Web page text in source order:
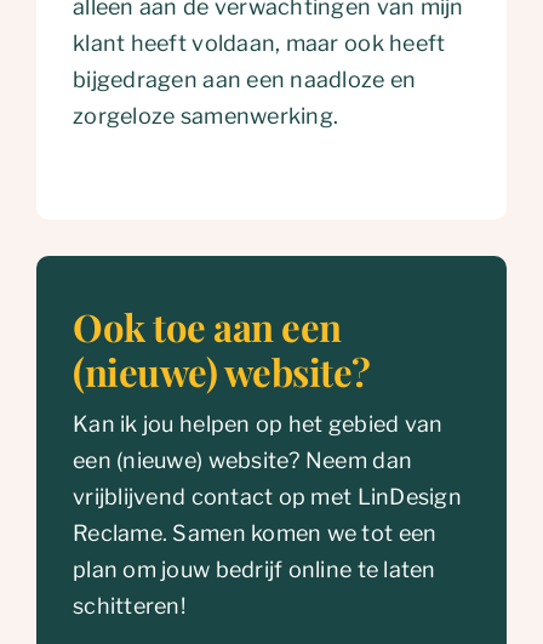
alleen aan de verwachtingen van mijn
klant heeft voldaan, maar ook heeft
bijgedragen aan een naadloze en
zorgeloze samenwerking.
Ook toe aan een
(nieuwe) website?
Kan ik jou helpen op het gebied van
een (nieuwe) website? Neem dan
vrijblijvend contact op met LinDesign
Reclame. Samen komen we tot een
plan om jouw bedrijf online te laten
schitteren!